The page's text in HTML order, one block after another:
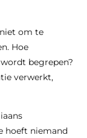
om te
Hoe
begrepen?
verwerkt,
hoeft niemand